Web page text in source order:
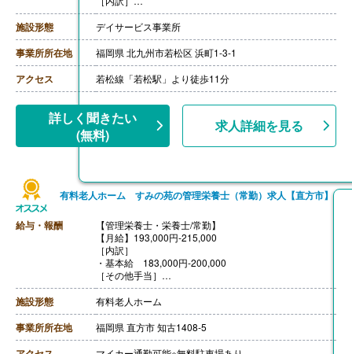
・処遇改善手当 33,000円
・資格手当 25,000円
［その他手当］
・日祭日手当 2,000円/日（半日勤務は半額）
・年末年始手当 3,000円/日（半日勤務は半額）
【賞与】年2回（計2.50ヶ月分）（会社規定により実
施）
【昇給】年1回（1,600円）（会社規定により実施）
【退職金】あり ※勤続3年以上
施設形態 デイサービス事業所
事業所所在地 福岡県 北九州市若松区 浜町1-3-1
アクセス 若松線「若松駅」より徒歩11分
詳しく聞きたい
(無料)
求人詳細を見る
有料老人ホーム すみの苑の管理栄養士（常勤）求人【直方市】
給与・報酬
【管理栄養士・栄養士/常勤】
【月給】193,000円-215,000
［内訳］
・基本給 183,000円-200,000
［その他手当］
・資格手当 10,000‐15,000
・早出手当 800円/回
・遅出手当 600円/回
【通勤手当】あり（上限20,000円/月）
施設形態 有料老人ホーム
事業所所在地 福岡県 直方市 知古1408-5